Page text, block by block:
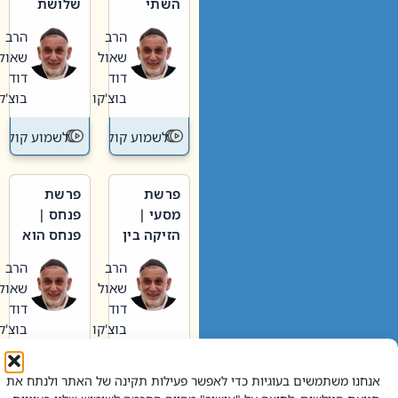
אנחנו משתמשים בעוגיות כדי לאפשר פעילות תקינה של האתר ולנתח את
וערב של
חיינו
הרב
שאול
דוד
בוצ'קו
לשמוע קול תורה – מדרש
האבות
הרב
שאול
דוד
בוצ'קו
לשמוע קול
פרשת
מסעי |
הזיקה בין
הגדול לעם הרב
שאול
דוד
בוצ'קו
לשמוע קול תורה – מדרש
פרשת
פנחס |
פנחס הוא
אליהו: בין
קנאות
הורסת
לקנאות
בונה
הרב
שאול
דוד
בוצ'קו
לשמוע קול